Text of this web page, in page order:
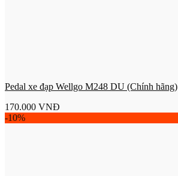
Pedal xe đạp Wellgo M248 DU (Chính hãng)
170.000 VNĐ
-10%